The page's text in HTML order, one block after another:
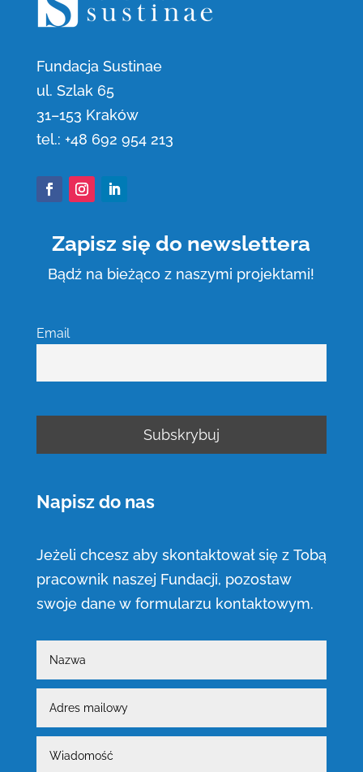
Fundacja Sustinae
ul. Szlak 65
31–153 Kraków
tel.: +48 692 954 213
Zapisz się do newslettera
Bądź na bieżąco z naszymi projektami!
Email
Napisz do nas
Jeżeli chcesz aby skontaktował się z Tobą
pracownik naszej Fundacji, pozostaw
swoje dane w formularzu kontaktowym.
mailowy